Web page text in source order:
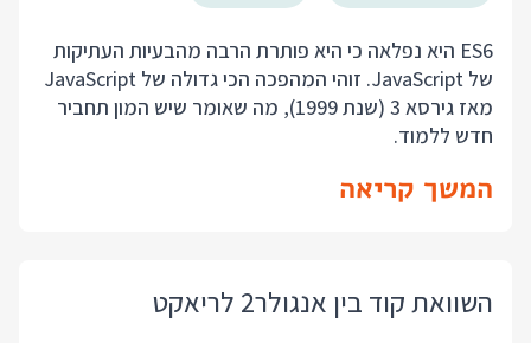
ES6 היא נפלאה כי היא פותרת הרבה מהבעיות העתיקות
של JavaScript. זוהי המהפכה הכי גדולה של JavaScript
מאז גירסא 3 (שנת 1999), מה שאומר שיש המון תחביר
חדש ללמוד.
המשך קריאה
השוואת קוד בין אנגולר2 לריאקט